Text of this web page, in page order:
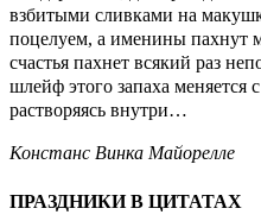
взбитыми сливками на
поцелуем, а именины пахнут
счастья пахнет всякий раз
шлейф этого запаха меняется
растворяясь внутри…
Констанс Винка Майорелле
ПРАЗДНИКИ В ЦИТАТАХ